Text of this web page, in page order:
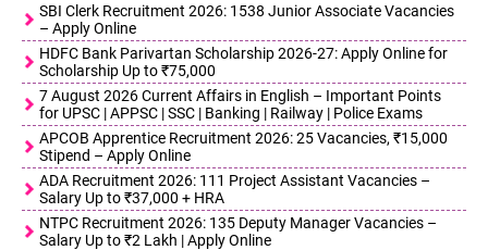
SBI Clerk Recruitment 2026: 1538 Junior Associate Vacancies
– Apply Online
HDFC Bank Parivartan Scholarship 2026-27: Apply Online for
Scholarship Up to ₹75,000
7 August 2026 Current Affairs in English – Important Points
for UPSC | APPSC | SSC | Banking | Railway | Police Exams
APCOB Apprentice Recruitment 2026: 25 Vacancies, ₹15,000
Stipend – Apply Online
ADA Recruitment 2026: 111 Project Assistant Vacancies –
Salary Up to ₹37,000 + HRA
NTPC Recruitment 2026: 135 Deputy Manager Vacancies –
Salary Up to ₹2 Lakh | Apply Online